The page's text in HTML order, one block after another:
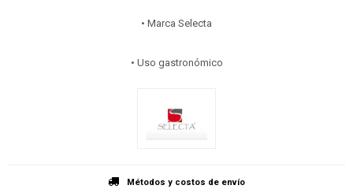
• Marca Selecta
• Uso gastronómico
Métodos y costos de envío